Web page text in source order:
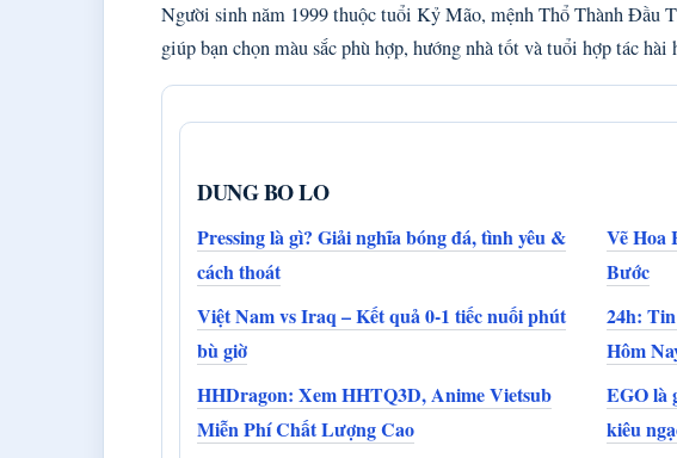
Người sinh năm 1999 thuộc tuổi Kỷ Mão, mệnh Thổ Thành Đầu
giúp bạn chọn màu sắc phù hợp, hướng nhà tốt và tuổi hợp tác hài
DUNG BO LO
Pressing là gì? Giải nghĩa bóng đá, tình yêu &
cách thoát
Vẽ Hoa
Bước
Việt Nam vs Iraq – Kết quả 0-1 tiếc nuối phút
bù giờ
24h:
Hôm
HHDragon: Xem HHTQ3D, Anime Vietsub
Miễn Phí Chất Lượng Cao
EGO là
kiêu